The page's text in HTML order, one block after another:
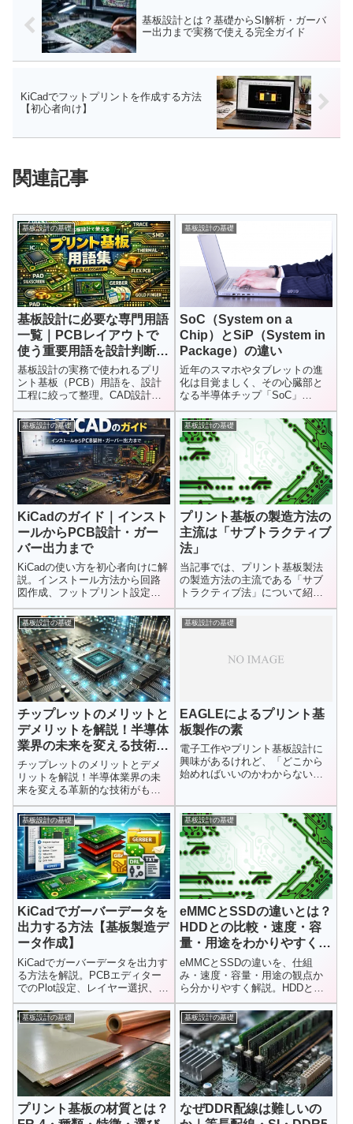
基板設計とは？基礎からSI解析・ガーバ
ー出力まで実務で使える完全ガイド
KiCadでフットプリントを作成する方法
【初心者向け】
関連記事
基板設計の基礎
基板設計に必要な専門用語
一覧｜PCBレイアウトで
使う重要用語を設計判断視
点で解説
基板設計の実務で使われるプリ
ント基板（PCB）用語を、設計
工程に絞って整理。CAD設計、
配線、レイヤ構成、設計ルール
など、設計判断に直結する用語
を実務視点で解説します。
基板設計の基礎
SoC（System on a
Chip）とSiP（System in
Package）の違い
近年のスマホやタブレットの進
化は目覚ましく、その心臓部と
なる半導体チップ「SoC」
（System on a Chip）が...
基板設計の基礎
KiCadのガイド｜インスト
ールからPCB設計・ガー
バー出力まで
KiCadの使い方を初心者向けに解
説。インストール方法から回路
図作成、フットプリント設定、
PCBレイアウト、配線、ガーバ
ーデータ出力までKiCadによる基
板設計の流れをまとめて紹介し
ます。
基板設計の基礎
プリント基板の製造方法の
主流は「サブトラクティブ
法」
当記事では、プリント基板製法
の製造方法の主流である「サブ
トラクティブ法」について紹介
しています。プリント基板の製
造には主...
基板設計の基礎
チップレットのメリットと
デメリットを解説！半導体
業界の未来を変える技術と
は？
チップレットのメリットとデメ
リットを解説！半導体業界の未
来を変える革新的な技術がもた
らす可能性とは？歩留まり向
上、開発スピード加速、エコシ
ステム構築など、注目のポイン
トを分かりやすく解説します。
一方で、課題となる技術的な複
雑性やコストの増加にも触れま
す。この記事を読めば、半導体
技術の最新トレンドとその未来
像が見えてきます。
基板設計の基礎
EAGLEによるプリント基
板製作の素
電子工作やプリント基板設計に
興味があるけれど、「どこから
始めればいいのかわからない」
基板設計の基礎
KiCadでガーバーデータを
出力する方法【基板製造デ
ータ作成】
KiCadでガーバーデータを出力す
る方法を解説。PCBエディター
でのPlot設定、レイヤー選択、ド
リルデータ出力まで基板製造に
必要なガーバーファイル作成手
順を分かりやすく紹介します。
基板設計の基礎
eMMCとSSDの違いとは？
HDDとの比較・速度・容
量・用途をわかりやすく解
説
eMMCとSSDの違いを、仕組
み・速度・容量・用途の観点か
ら分かりやすく解説。HDDとの
構造の違いや、タブレット・ノ
ートPCでの使い分け、実際に使
って感じたメリット・デメリッ
トを基板設計の視点も交えてま
とめています。
基板設計の基礎
プリント基板の材質とは？
基板設計の基礎
なぜDDR配線は難しいの